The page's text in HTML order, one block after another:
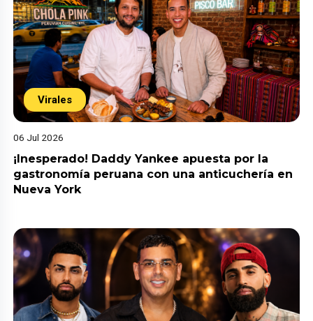
Virales
06 Jul 2026
¡Inesperado! Daddy Yankee apuesta por la
gastronomía peruana con una anticuchería en
Nueva York